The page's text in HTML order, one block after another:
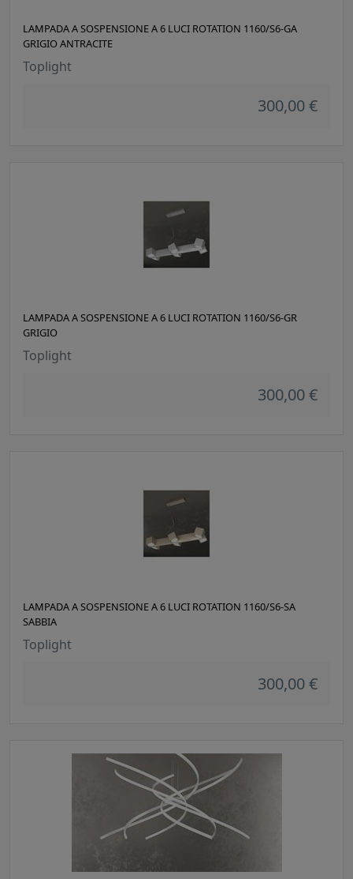
LAMPADA A SOSPENSIONE A 6 LUCI ROTATION 1160/S6-GA
GRIGIO ANTRACITE
Toplight
300,00 €
LAMPADA A SOSPENSIONE A 6 LUCI ROTATION 1160/S6-GR
GRIGIO
Toplight
300,00 €
LAMPADA A SOSPENSIONE A 6 LUCI ROTATION 1160/S6-SA
SABBIA
Toplight
300,00 €